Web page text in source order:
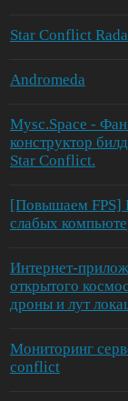
Star Conflict
Andromeda
Mysc.Space -
конструктор
Star Conflict.
[Повышаем FPS]
слабых
Интернет-
открытого
дроны и лут
Мониторинг
conflict